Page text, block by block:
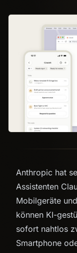
Anthropic hat
Assistenten
Mobilgeräte
können KI-
sofort nahtlos
Smartphone